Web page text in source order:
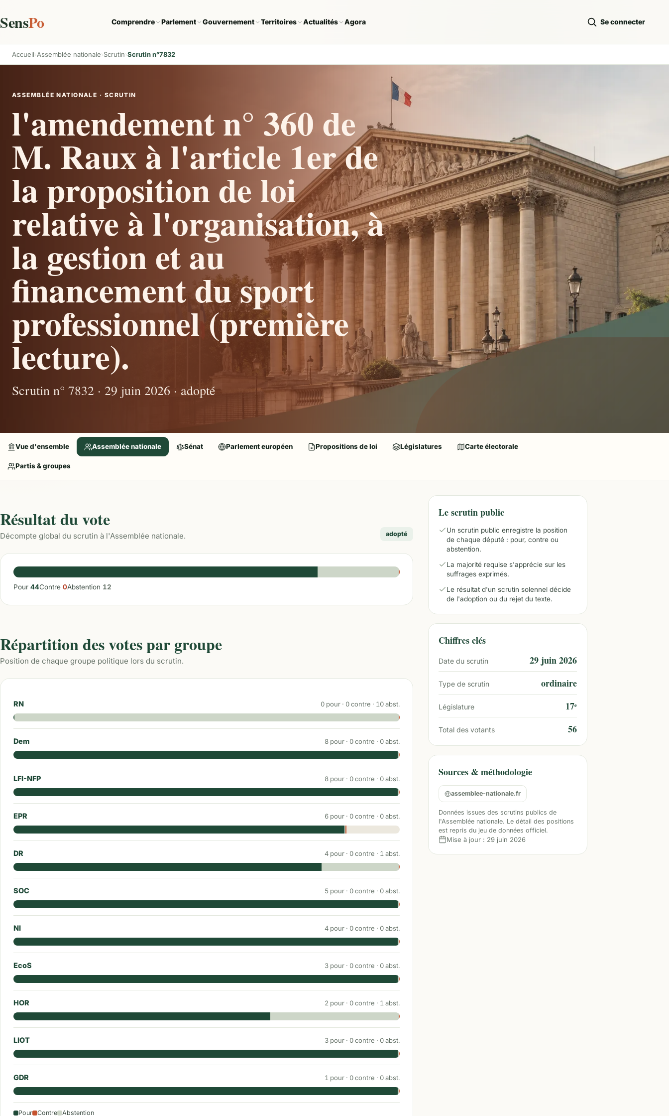
SensPo Comprendre Parlement Gouvernement Territoires Actualités Agora Se connecter
Accueil Assemblée nationale Scrutin Scrutin n°7832
ASSEMBLÉE NATIONALE · SCRUTIN
l'amendement n° 360 de
M. Raux à l'article 1er de
la proposition de loi
relative à l'organisation, à
la gestion et au
financement du sport
professionnel (première
lecture).
Scrutin n° 7832 · 29 juin 2026 · adopté
Vue d'ensemble Assemblée nationale Sénat Parlement européen Propositions de loi Législatures Carte électorale
Partis & groupes
Résultat du vote
Décompte global du scrutin à l'Assemblée nationale. adopté
Pour 44Contre 0Abstention 12
Répartition des votes par groupe
Position de chaque groupe politique lors du scrutin.
RN 0 pour · 0contre · 10abst.
Dem 8 pour · 0contre · 0abst.
LFI-NFP 8 pour · 0contre · 0abst.
EPR 6 pour · 0contre · 0abst.
DR 4 pour · 0contre · 1 abst.
SOC 5 pour · 0contre · 0abst.
NI 4 pour · 0contre · 0abst.
EcoS 3 pour · 0contre · 0abst.
HOR 2 pour · 0contre · 1 abst.
LIOT 3 pour · 0contre · 0abst.
GDR 1 pour · 0contre · 0abst.
Pour Contre Abstention
Le scrutin public
Un scrutin public enregistre la position
de chaque député : pour, contre ou
abstention.
La majorité requise s'apprécie sur les
suffrages exprimés.
Le résultat d'un scrutin solennel décide
de l'adoption ou du rejet du texte.
Chiffres clés
Date du scrutin 29 juin 2026
Type de scrutin ordinaire
Législature 17ᵉ
Total des votants 56
Sources & méthodologie
assemblee-nationale.fr
Données issues des scrutins publics de
l'Assemblée nationale. Le détail des positions
est repris du jeu de données officiel.
Mise à jour : 29 juin 2026